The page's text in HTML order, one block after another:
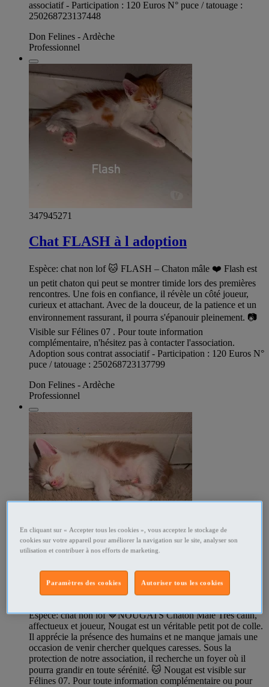
associatif - Participation : 120 Euros N° puce / tatouage :
250268723137448
Don Felines - Ardèche
Professionnel
347945271
Chat FLASH à l adoption
Espèce: chat non lof 🐱 FLASH – Chaton mâle ❤️ Flash est
un petit chaton qui peut se montrer timide lors des premières
rencontres. Une fois en confiance, il révèle un côté joueur,
curieux et attachant. Avec de la douceur, de la patience et un
environnement rassurant, il pourra s'épanouir pleinement. 📷
Visible sur Félines 07 . Pour toute information
complémentaire, n'hésitez pas à contacter l'association.
Adoption sous contrat associatif - Participation : 120 Euros N°
puce / tatouage : 250268723137799
Don Felines - Ardèche
Professionnel
Chat NOUGATS à l adoption
Espèce: chat non lof 🤎NOUGATS Chaton Mâle Très câlin,
affectueux et joueur, Nougat est un véritable petit pot de colle.
Il apprécie la présence des humains et ne manque jamais une
occasion de venir chercher quelques caresses. Sous la
protection de notre association, il recherche un foyer où il
pourra grandir en toute sérénité. 🐱 Nougat est visible sur
Félines 07. Pour toute information complémentaire ou pour
En cliquant sur « Accepter tous les cookies », vous acceptez le stockage de
cookies sur votre appareil pour améliorer la navigation sur le site, analyser son
utilisation et contribuer à nos efforts de marketing.
Autoriser tous les cookies
Paramètres des cookies